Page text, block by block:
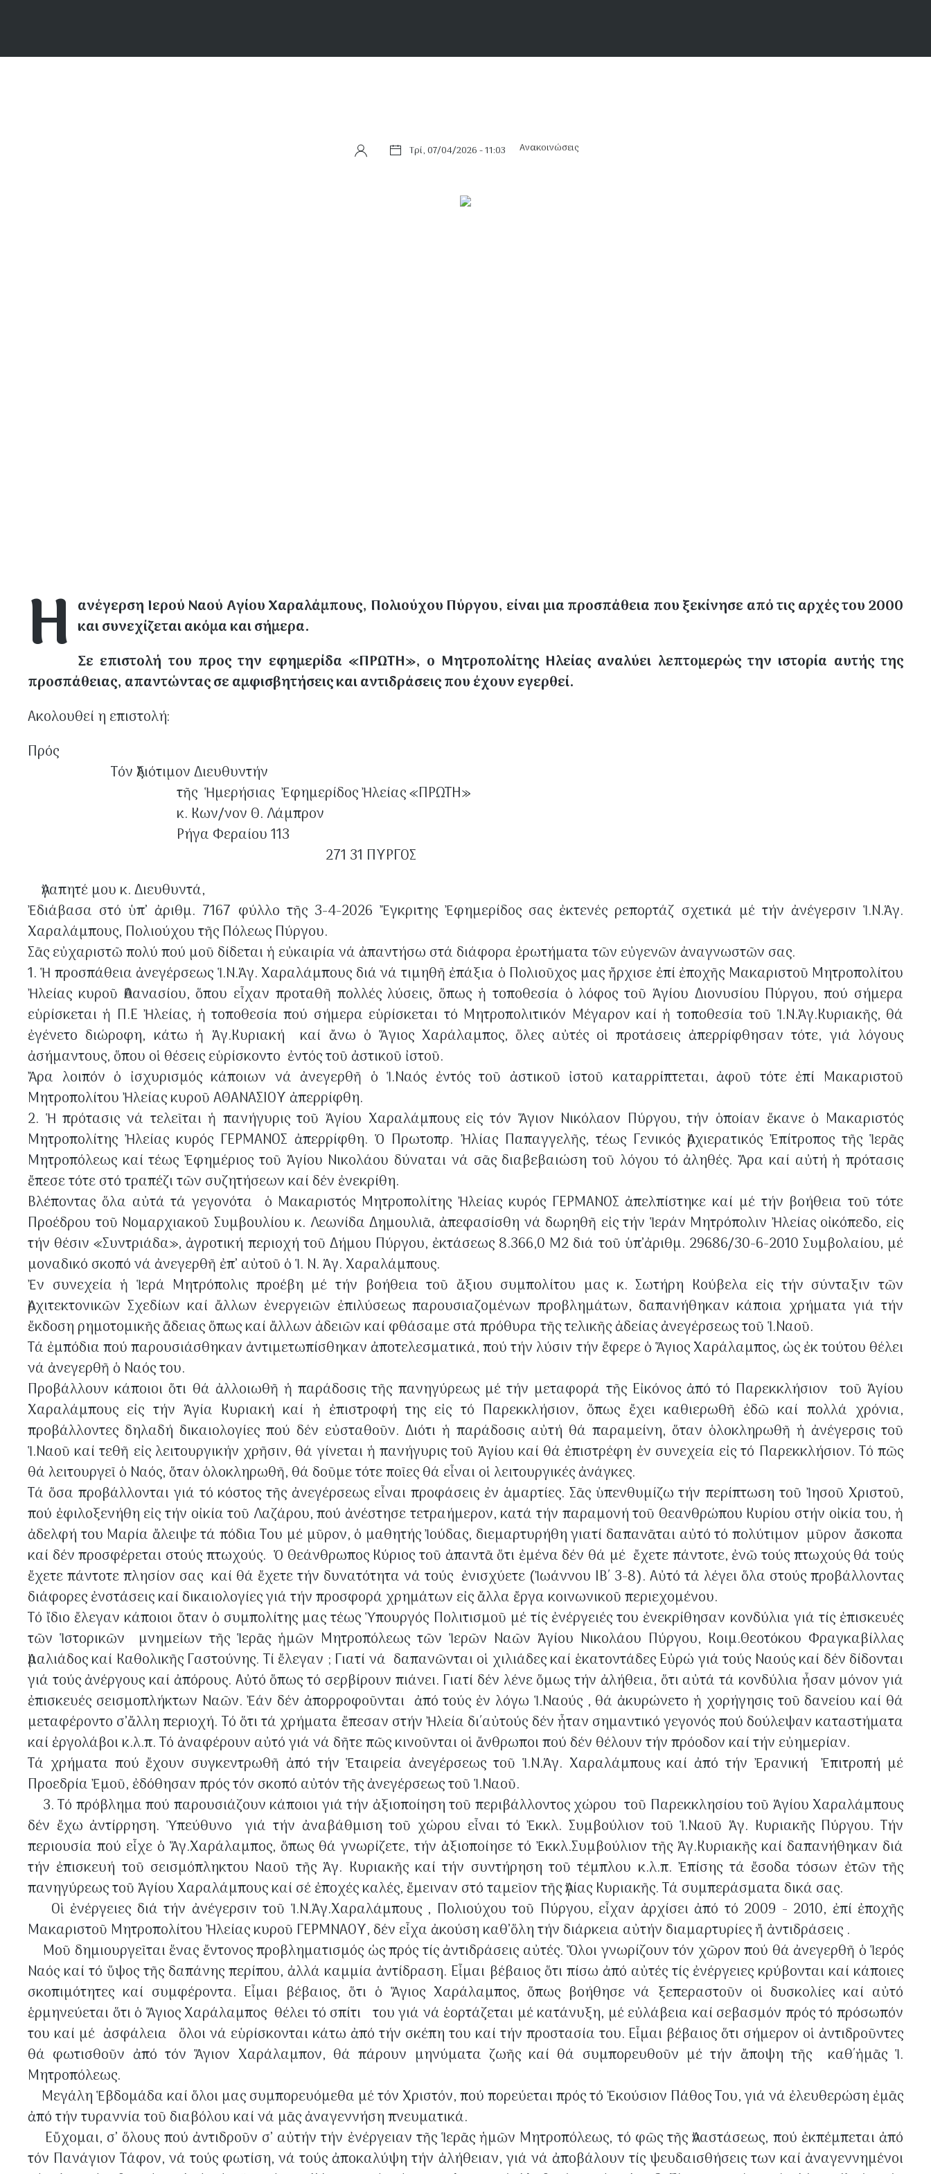
Τρί, 07/04/2026 - 11:03 Ανακοινώσεις
Η ανέγερση Ιερού Ναού Αγίου Χαραλάμπους, Πολιούχου Πύργου, είναι μια προσπάθεια που ξεκίνησε από τις αρχές του 2000
και συνεχίζεται ακόμα και σήμερα.
Σε επιστολή του προς την εφημερίδα «ΠΡΩΤΗ», ο Μητροπολίτης Ηλείας αναλύει λεπτομερώς την ιστορία αυτής της
προσπάθειας, απαντώντας σε αμφισβητήσεις και αντιδράσεις που έχουν εγερθεί.
Ακολουθεί η επιστολή:
Πρός
Τόν Ἀξιότιμον Διευθυντήν
τῆς Ἡμερήσιας Ἐφημερίδος Ἠλείας «ΠΡΩΤΗ»
κ. Κων/νον Θ. Λάμπρον
Ρήγα Φεραίου 113
271 31 ΠΥΡΓΟΣ
Ἀγαπητέ μου κ. Διευθυντά,
Ἐδιάβασα στό ὑπ’ ἀριθμ. 7167 φύλλο τῆς 3-4-2026 Ἔγκριτης Ἐφημερίδος σας ἐκτενές ρεπορτάζ σχετικά μέ τήν ἀνέγερσιν Ἱ.Ν.Ἁγ.
Χαραλάμπους, Πολιούχου τῆς Πόλεως Πύργου.
Σᾶς εὐχαριστῶ πολύ πού μοῦ δίδεται ἡ εὐκαιρία νά ἀπαντήσω στά διάφορα ἐρωτήματα τῶν εὐγενῶν ἀναγνωστῶν σας.
1. Ἡ προσπάθεια ἀνεγέρσεως Ἱ.Ν.Ἁγ. Χαραλάμπους διά νά τιμηθῆ ἐπάξια ὁ Πολιοῦχος μας ἤρχισε ἐπί ἐποχῆς Μακαριστοῦ Μητροπολίτου
Ἠλείας κυροῦ Ἀθανασίου, ὅπου εἶχαν προταθῆ πολλές λύσεις, ὅπως ἡ τοποθεσία ὁ λόφος τοῦ Ἁγίου Διονυσίου Πύργου, πού σήμερα
εὑρίσκεται ἡ Π.Ε Ἠλείας, ἡ τοποθεσία πού σήμερα εὑρίσκεται τό Μητροπολιτικόν Μέγαρον καί ἡ τοποθεσία τοῦ Ἱ.Ν.Ἁγ.Κυριακῆς, θά
ἐγένετο διώροφη, κάτω ἡ Ἁγ.Κυριακή καί ἄνω ὁ Ἅγιος Χαράλαμπος, ὅλες αὐτές οἱ προτάσεις ἀπερρίφθησαν τότε, γιά λόγους
ἀσήμαντους, ὅπου οἱ θέσεις εὑρίσκοντο ἐντός τοῦ ἀστικοῦ ἰστοῦ.
Ἄρα λοιπόν ὁ ἰσχυρισμός κάποιων νά ἀνεγερθῆ ὁ Ἱ.Ναός ἐντός τοῦ ἀστικοῦ ἰστοῦ καταρρίπτεται, ἀφοῦ τότε ἐπί Μακαριστοῦ
Μητροπολίτου Ἠλείας κυροῦ ΑΘΑΝΑΣΙΟΥ ἀπερρίφθη.
2. Ἡ πρότασις νά τελεῖται ἡ πανήγυρις τοῦ Ἁγίου Χαραλάμπους εἰς τόν Ἅγιον Νικόλαον Πύργου, τήν ὁποίαν ἔκανε ὁ Μακαριστός
Μητροπολίτης Ἠλείας κυρός ΓΕΡΜΑΝΟΣ ἀπερρίφθη. Ὁ Πρωτοπρ. Ἠλίας Παπαγγελῆς, τέως Γενικός Ἀρχιερατικός Ἐπίτροπος τῆς Ἱερᾶς
Μητροπόλεως καί τέως Ἐφημέριος τοῦ Ἁγίου Νικολάου δύναται νά σᾶς διαβεβαιώση τοῦ λόγου τό ἀληθές. Ἄρα καί αὐτή ἡ πρότασις
ἔπεσε τότε στό τραπέζι τῶν συζητήσεων καί δέν ἐνεκρίθη.
Βλέποντας ὅλα αὐτά τά γεγονότα ὁ Μακαριστός Μητροπολίτης Ἠλείας κυρός ΓΕΡΜΑΝΟΣ ἀπελπίστηκε καί μέ τήν βοήθεια τοῦ τότε
Προέδρου τοῦ Νομαρχιακοῦ Συμβουλίου κ. Λεωνίδα Δημουλιᾶ, ἀπεφασίσθη νά δωρηθῆ εἰς τήν Ἱεράν Μητρόπολιν Ἠλείας οἰκόπεδο, εἰς
τήν θέσιν «Συντριάδα», ἀγροτική περιοχή τοῦ Δήμου Πύργου, ἐκτάσεως 8.366,0 Μ2 διά τοῦ ὑπ’ἀριθμ. 29686/30-6-2010 Συμβολαίου, μέ
μοναδικό σκοπό νά ἀνεγερθῆ ἐπ’ αὐτοῦ ὁ Ἱ. Ν. Ἁγ. Χαραλάμπους.
Ἐν συνεχεία ἡ Ἱερά Μητρόπολις προέβη μέ τήν βοήθεια τοῦ ἄξιου συμπολίτου μας κ. Σωτήρη Κούβελα εἰς τήν σύνταξιν τῶν
Ἀρχιτεκτονικῶν Σχεδίων καί ἄλλων ἐνεργειῶν ἐπιλύσεως παρουσιαζομένων προβλημάτων, δαπανήθηκαν κάποια χρήματα γιά τήν
ἔκδοση ρημοτομικῆς ἄδειας ὅπως καί ἄλλων ἀδειῶν καί φθάσαμε στά πρόθυρα τῆς τελικῆς ἀδείας ἀνεγέρσεως τοῦ Ἱ.Ναοῦ.
Τά ἐμπόδια πού παρουσιάσθηκαν ἀντιμετωπίσθηκαν ἀποτελεσματικά, πού τήν λύσιν τήν ἔφερε ὁ Ἅγιος Χαράλαμπος, ὡς ἐκ τούτου θέλει
νά ἀνεγερθῆ ὁ Ναός του.
Προβάλλουν κάποιοι ὅτι θά ἀλλοιωθῆ ἡ παράδοσις τῆς πανηγύρεως μέ τήν μεταφορά τῆς Εἰκόνος ἀπό τό Παρεκκλήσιον τοῦ Ἁγίου
Χαραλάμπους εἰς τήν Ἁγία Κυριακή καί ἡ ἐπιστροφή της εἰς τό Παρεκκλήσιον, ὅπως ἔχει καθιερωθῆ ἐδῶ καί πολλά χρόνια,
προβάλλοντες δηλαδή δικαιολογίες πού δέν εὐσταθοῦν. Διότι ἡ παράδοσις αὐτή θά παραμείνη, ὅταν ὁλοκληρωθῆ ἡ ἀνέγερσις τοῦ
Ἱ.Ναοῦ καί τεθῆ εἰς λειτουργικήν χρῆσιν, θά γίνεται ἡ πανήγυρις τοῦ Ἁγίου καί θά ἐπιστρέφη ἐν συνεχεία εἰς τό Παρεκκλήσιον. Τό πῶς
θά λειτουργεῖ ὁ Ναός, ὅταν ὁλοκληρωθῆ, θά δοῦμε τότε ποῖες θά εἶναι οἱ λειτουργικές ἀνάγκες.
Τά ὅσα προβάλλονται γιά τό κόστος τῆς ἀνεγέρσεως εἶναι προφάσεις ἐν ἁμαρτίες. Σᾶς ὑπενθυμίζω τήν περίπτωση τοῦ Ἰησοῦ Χριστοῦ,
πού ἐφιλοξενήθη εἰς τήν οἰκία τοῦ Λαζάρου, πού ἀνέστησε τετραήμερον, κατά τήν παραμονή τοῦ Θεανθρώπου Κυρίου στήν οἰκία του, ἡ
ἀδελφή του Μαρία ἄλειψε τά πόδια Του μέ μῦρον, ὁ μαθητής Ἰούδας, διεμαρτυρήθη γιατί δαπανᾶται αὐτό τό πολύτιμον μῦρον ἄσκοπα
καί δέν προσφέρεται στούς πτωχούς. Ὁ Θεάνθρωπος Κύριος τοῦ ἀπαντᾶ ὅτι ἐμένα δέν θά μέ ἔχετε πάντοτε, ἐνῶ τούς πτωχούς θά τούς
ἔχετε πάντοτε πλησίον σας καί θά ἔχετε τήν δυνατότητα νά τούς ἐνισχύετε (Ἰωάννου ΙΒ΄ 3-8). Αὐτό τά λέγει ὅλα στούς προβάλλοντας
διάφορες ἐνστάσεις καί δικαιολογίες γιά τήν προσφορά χρημάτων εἰς ἄλλα ἔργα κοινωνικοῦ περιεχομένου.
Τό ἴδιο ἔλεγαν κάποιοι ὅταν ὁ συμπολίτης μας τέως Ὑπουργός Πολιτισμοῦ μέ τίς ἐνέργειές του ἐνεκρίθησαν κονδύλια γιά τίς ἐπισκευές
τῶν Ἱστορικῶν μνημείων τῆς Ἱερᾶς ἡμῶν Μητροπόλεως τῶν Ἱερῶν Ναῶν Ἁγίου Νικολάου Πύργου, Κοιμ.Θεοτόκου Φραγκαβίλλας
Ἀμαλιάδος καί Καθολικῆς Γαστούνης. Τί ἔλεγαν ; Γιατί νά δαπανῶνται οἱ χιλιάδες καί ἑκατοντάδες Εὐρώ γιά τούς Ναούς καί δέν δίδονται
γιά τούς ἀνέργους καί ἀπόρους. Αὐτό ὅπως τό σερβίρουν πιάνει. Γιατί δέν λένε ὅμως τήν ἀλήθεια, ὅτι αὐτά τά κονδύλια ἦσαν μόνον γιά
ἐπισκευές σεισμοπλήκτων Ναῶν. Ἐάν δέν ἀπορροφοῦνται ἀπό τούς ἐν λόγω Ἱ.Ναούς , θά ἀκυρώνετο ἡ χορήγησις τοῦ δανείου καί θά
μεταφέροντο σ’ἄλλη περιοχή. Τό ὅτι τά χρήματα ἔπεσαν στήν Ἠλεία δι΄αὐτούς δέν ἦταν σημαντικό γεγονός πού δούλεψαν καταστήματα
καί ἐργολάβοι κ.λ.π. Τό ἀναφέρουν αὐτό γιά νά δῆτε πῶς κινοῦνται οἱ ἄνθρωποι πού δέν θέλουν τήν πρόοδον καί τήν εὐημερίαν.
Τά χρήματα πού ἔχουν συγκεντρωθῆ ἀπό τήν Ἑταιρεία ἀνεγέρσεως τοῦ Ἱ.Ν.Ἁγ. Χαραλάμπους καί ἀπό τήν Ἐρανική Ἐπιτροπή μέ
Προεδρία Ἐμοῦ, ἐδόθησαν πρός τόν σκοπό αὐτόν τῆς ἀνεγέρσεως τοῦ Ἱ.Ναοῦ.
3. Τό πρόβλημα πού παρουσιάζουν κάποιοι γιά τήν ἀξιοποίηση τοῦ περιβάλλοντος χώρου τοῦ Παρεκκλησίου τοῦ Ἁγίου Χαραλάμπους
δέν ἔχω ἀντίρρηση. Ὑπεύθυνο γιά τήν ἀναβάθμιση τοῦ χώρου εἶναι τό Ἐκκλ. Συμβούλιον τοῦ Ἱ.Ναοῦ Ἁγ. Κυριακῆς Πύργου. Τήν
περιουσία πού εἶχε ὁ Ἅγ.Χαράλαμπος, ὅπως θά γνωρίζετε, τήν ἀξιοποίησε τό Ἐκκλ.Συμβούλιον τῆς Ἁγ.Κυριακῆς καί δαπανήθηκαν διά
τήν ἐπισκευή τοῦ σεισμόπληκτου Ναοῦ τῆς Ἁγ. Κυριακῆς καί τήν συντήρηση τοῦ τέμπλου κ.λ.π. Ἐπίσης τά ἔσοδα τόσων ἐτῶν τῆς
πανηγύρεως τοῦ Ἁγίου Χαραλάμπους καί σέ ἐποχές καλές, ἔμειναν στό ταμεῖον τῆς Ἀγίας Κυριακῆς. Τά συμπεράσματα δικά σας.
Οἱ ἐνέργειες διά τήν ἀνέγερσιν τοῦ Ἱ.Ν.Ἁγ.Χαραλάμπους , Πολιούχου τοῦ Πύργου, εἶχαν ἀρχίσει ἀπό τό 2009 - 2010, ἐπί ἐποχῆς
Μακαριστοῦ Μητροπολίτου Ἠλείας κυροῦ ΓΕΡΜΝΑΟΥ, δέν εἶχα ἀκούση καθ’ὅλη τήν διάρκεια αὐτήν διαμαρτυρίες ἤ ἀντιδράσεις .
Μοῦ δημιουργεῖται ἕνας ἔντονος προβληματισμός ὡς πρός τίς ἀντιδράσεις αὐτές. Ὅλοι γνωρίζουν τόν χῶρον πού θά ἀνεγερθῆ ὁ Ἱερός
Ναός καί τό ὕψος τῆς δαπάνης περίπου, ἀλλά καμμία ἀντίδραση. Εἶμαι βέβαιος ὅτι πίσω ἀπό αὐτές τίς ἐνέργειες κρύβονται καί κάποιες
σκοπιμότητες καί συμφέροντα. Εἶμαι βέβαιος, ὅτι ὁ Ἅγιος Χαράλαμπος, ὅπως βοήθησε νά ξεπεραστοῦν οἱ δυσκολίες καί αὐτό
ἑρμηνεύεται ὅτι ὁ Ἅγιος Χαράλαμπος θέλει τό σπίτι του γιά νά ἑορτάζεται μέ κατάνυξη, μέ εὐλάβεια καί σεβασμόν πρός τό πρόσωπόν
του καί μέ ἀσφάλεια ὅλοι νά εὑρίσκονται κάτω ἀπό τήν σκέπη του καί τήν προστασία του. Εἶμαι βέβαιος ὅτι σήμερον οἱ ἀντιδροῦντες
θά φωτισθοῦν ἀπό τόν Ἅγιον Χαράλαμπον, θά πάρουν μηνύματα ζωῆς καί θά συμπορευθοῦν μέ τήν ἄποψη τῆς καθ΄ἡμᾶς Ἱ.
Μητροπόλεως.
Μεγάλη Ἑβδομάδα καί ὅλοι μας συμπορευόμεθα μέ τόν Χριστόν, πού πορεύεται πρός τό Ἐκούσιον Πάθος Του, γιά νά ἐλευθερώση ἐμᾶς
ἀπό τήν τυραννία τοῦ διαβόλου καί νά μᾶς ἀναγεννήση πνευματικά.
Εὔχομαι, σ’ ὅλους πού ἀντιδροῦν σ’ αὐτήν τήν ἐνέργειαν τῆς Ἱερᾶς ἡμῶν Μητροπόλεως, τό φῶς τῆς Ἀναστάσεως, πού ἐκπέμπεται ἀπό
τόν Πανάγιον Τάφον, νά τούς φωτίση, νά τούς ἀποκαλύψη τήν ἀλήθειαν, γιά νά ἀποβάλουν τίς ψευδαισθήσεις των καί ἀναγεννημένοι